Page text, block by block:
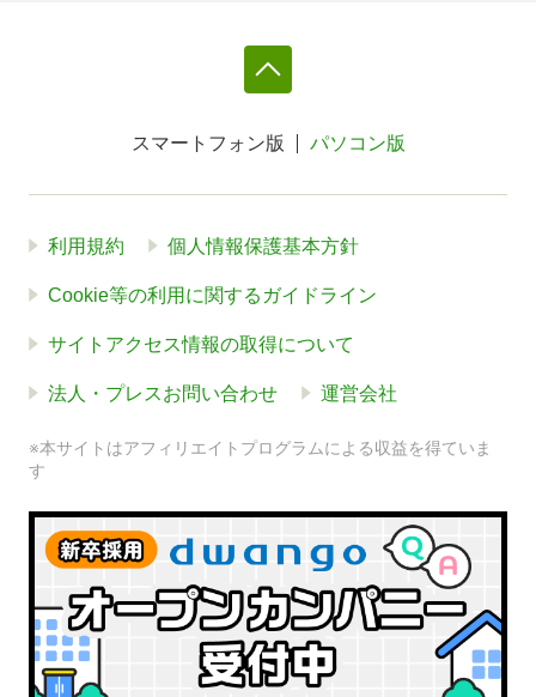
スマートフォン版 パソコン版
利用規約 個人情報保護基本方針
Cookie等の利用に関するガイドライン
サイトアクセス情報の取得について
法人・プレスお問い合わせ 運営会社
※本サイトはアフィリエイトプログラムによる収益を得ていま
す